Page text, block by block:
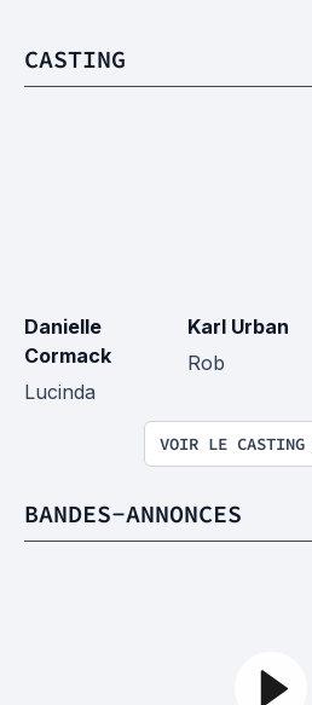
CASTING
Danielle
Cormack
Lucinda
Karl Urban
Rob
VOIR LE CASTING
BANDES-ANNONCES